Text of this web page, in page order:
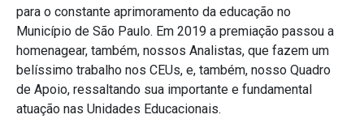
para o constante aprimoramento da educação no
Município de São Paulo. Em 2019 a premiação passou a
homenagear, também, nossos Analistas, que fazem um
belíssimo trabalho nos CEUs, e, também, nosso Quadro
de Apoio, ressaltando sua importante e fundamental
atuação nas Unidades Educacionais.